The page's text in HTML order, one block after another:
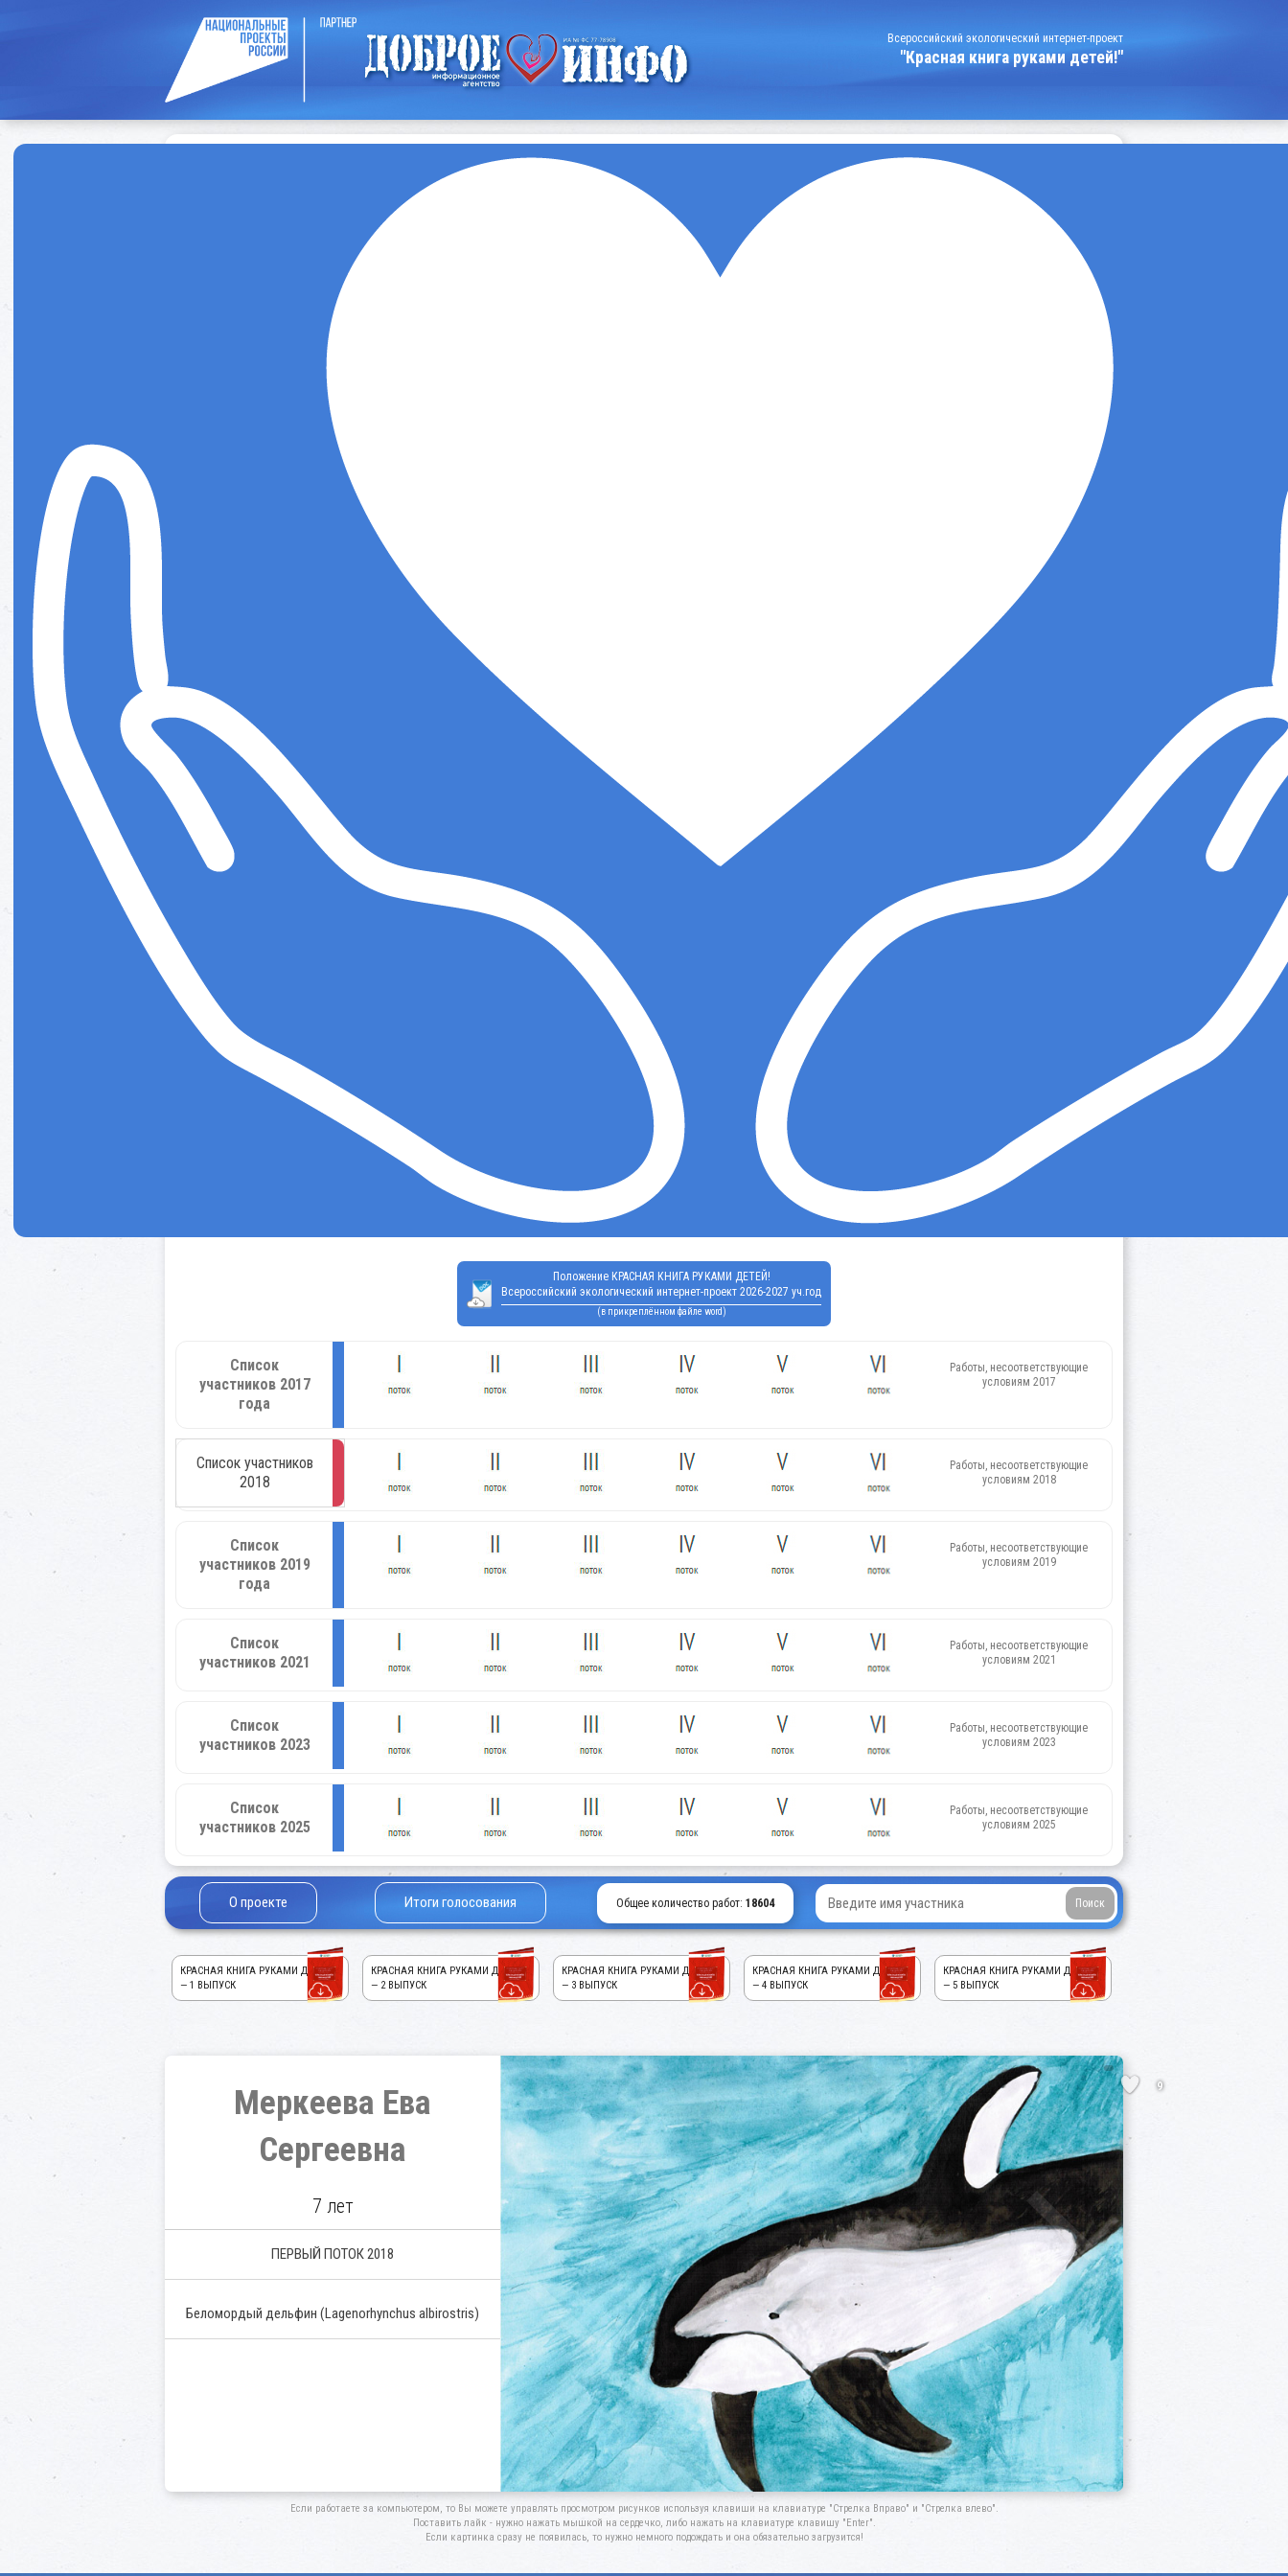
Всероссийский экологический интернет-проект
"Красная книга руками детей!"
Положение КРАСНАЯ КНИГА РУКАМИ ДЕТЕЙ!
Всероссийский экологический интернет-проект 2026-2027 уч.год
(в прикреплённом файле word)
Список
участников 2017
года
Работы, несоответствующие
условиям 2017
Список участников
2018
Работы, несоответствующие
условиям 2018
Список
участников 2019
года
Работы, несоответствующие
условиям 2019
Список
участников 2021
Работы, несоответствующие
условиям 2021
Список
участников 2023
Работы, несоответствующие
условиям 2023
Список
участников 2025
Работы, несоответствующие
условиям 2025
О проекте Итоги голосования Общее количество работ: 18604
КРАСНАЯ КНИГА РУКАМИ ДЕТЕЙ!
— 1 ВЫПУСК
КРАСНАЯ КНИГА РУКАМИ ДЕТЕЙ!
— 2 ВЫПУСК
КРАСНАЯ КНИГА РУКАМИ ДЕТЕЙ!
— 3 ВЫПУСК
КРАСНАЯ КНИГА РУКАМИ ДЕТЕЙ!
— 4 ВЫПУСК
КРАСНАЯ КНИГА РУКАМИ ДЕТЕЙ!
— 5 ВЫПУСК
Меркеева Ева
Сергеевна
7 лет
ПЕРВЫЙ ПОТОК 2018
Беломордый дельфин (Lagenorhynchus albirostris)
9
Если работаете за компьютером, то Вы можете управлять просмотром рисунков используя клавиши на клавиатуре "Стрелка Вправо" и "Стрелка влево".
Поставить лайк - нужно нажать мышкой на сердечко, либо нажать на клавиатуре клавишу "Enter".
Если картинка сразу не появилась, то нужно немного подождать и она обязательно загрузится!